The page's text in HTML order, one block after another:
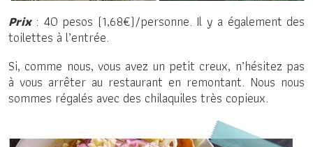
Prix: 40 pesos (1,68€)/personne. Il y a également des
toilettes à l’entrée.
Si, comme nous, vous avez un petit creux, n’hésitez pas
à vous arrêter au restaurant en remontant. Nous nous
sommes régalés avec des chilaquiles très copieux.